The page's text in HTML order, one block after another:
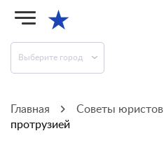
★
Выберите город
Главная Советы юристов
протрузией